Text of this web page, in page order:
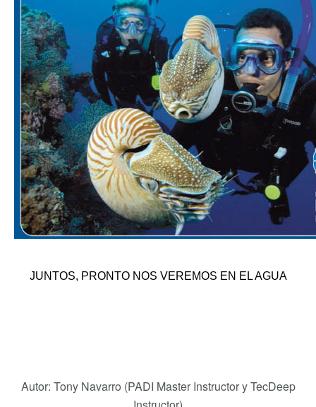
JUNTOS, PRONTO NOS VEREMOS EN EL AGUA
Autor: Tony Navarro (PADI Master Instructor y TecDeep